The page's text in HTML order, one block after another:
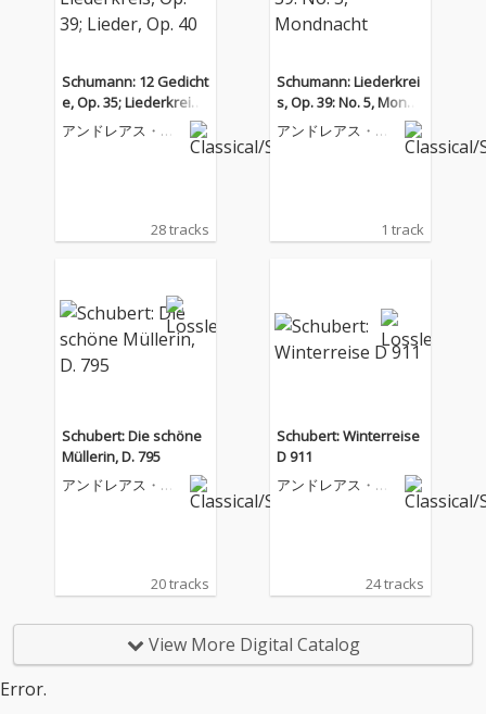
Schumann: 12 Gedicht
e, Op. 35; Liederkreis,
Op. 39; Lieder, Op. 40
アンドレアス・シ
28 tracks
Schumann: Liederkrei
s, Op. 39: No. 5, Mondn
acht
アンドレアス・シ
1 track
Schubert: Die schöne
Müllerin, D. 795
アンドレアス・シ
20 tracks
Schubert: Winterreise
D 911
アンドレアス・シ
24 tracks
View More Digital Catalog
Error.